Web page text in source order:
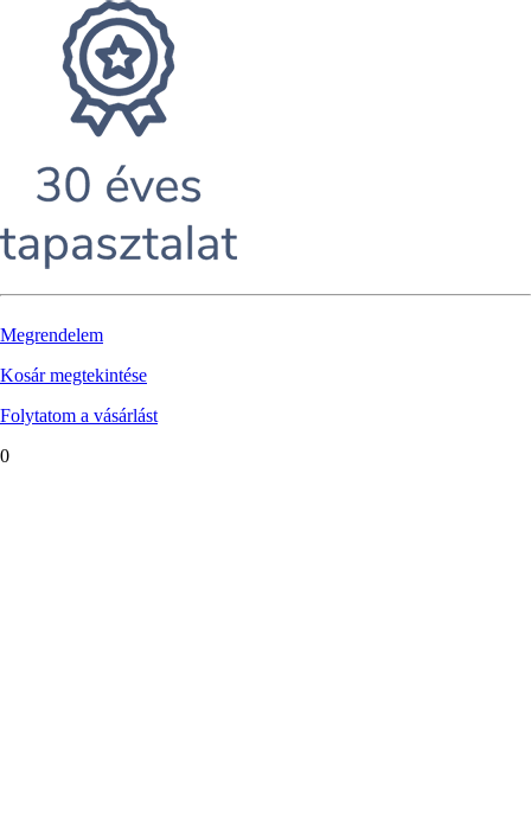
Megrendelem
Kosár megtekintése
Folytatom a vásárlást
0